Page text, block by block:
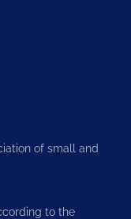
of small and
to the